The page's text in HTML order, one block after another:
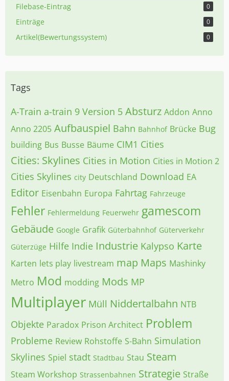
Filebase-Eintrag 0
Einträge 0
Artikel(Bewertungssystem) 0
Tags
A-Train a-train 9 Version 5 Absturz Addon Anno
Anno 2205 Aufbauspiel Bahn Bahnhof Brücke Bug
building Bus Busse Bäume CIM1 Cities
Cities: Skylines Cities in Motion Cities in Motion 2
Cities Skylines city Deutschland Download EA
Editor Eisenbahn Europa Fahrtag Fahrzeuge
Fehler Fehlermeldung Feuerwehr gamescom
Gebäude Google Grafik Güterbahnhof Güterverkehr
Güterzüge Hilfe Indie Industrie Kalypso Karte
Karten lets play livestream map Maps Mashinky
Metro Mod modding Mods MP
Multiplayer Müll Niddertalbahn NTB
Objekte Paradox Prison Architect Problem
Probleme Review Rohstoffe S-Bahn Simulation
Skylines Spiel stadt Stadtbau Stau Steam
Steam Workshop Strassenbahnen Strategie Straße